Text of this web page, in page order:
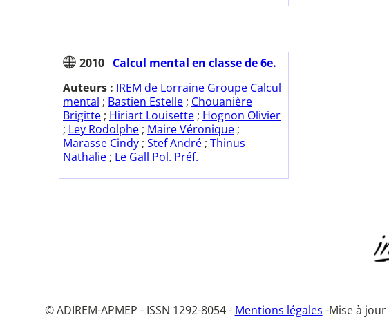
2010 Calcul mental en classe de 6e.
Auteurs : IREM de Lorraine Groupe Calcul
mental ; Bastien Estelle ; Chouanière
Brigitte ; Hiriart Louisette ; Hognon Olivier
; Ley Rodolphe ; Maire Véronique ;
Marasse Cindy ; Stef André ; Thinus
Nathalie ; Le Gall Pol. Préf.
© ADIREM-APMEP - ISSN 1292-8054 - Mentions légales -Mise à jour